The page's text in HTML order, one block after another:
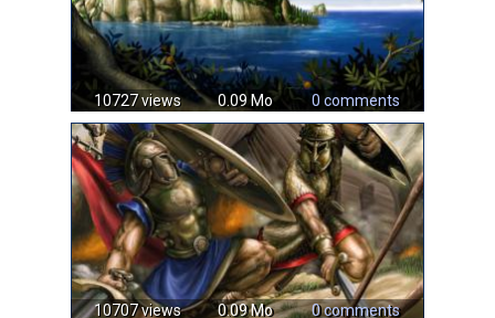
10727 views 0.09 Mo 0 comments
10707 views 0.09 Mo 0 comments